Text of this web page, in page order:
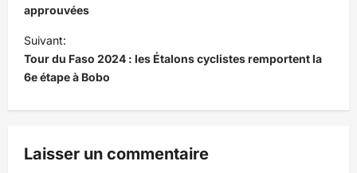
v
i
g
a
t
o
approuvées
Suivant:
Tour du Faso 2024 : les Étalons cyclistes remportent la
6e étape à Bobo
Laisser un commentaire